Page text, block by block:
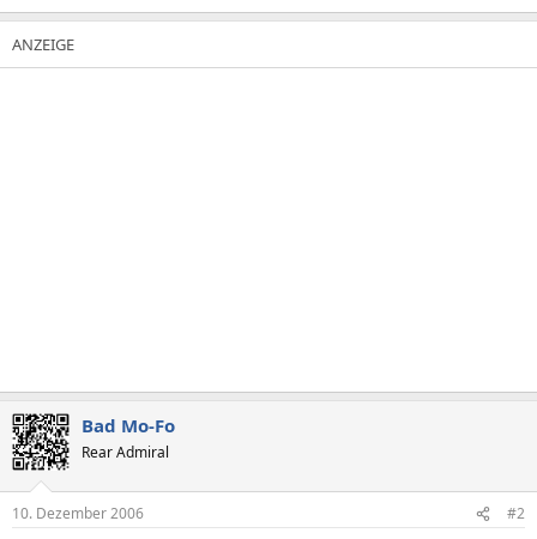
Bad Mo-Fo
Rear Admiral
10. Dezember 2006 #2